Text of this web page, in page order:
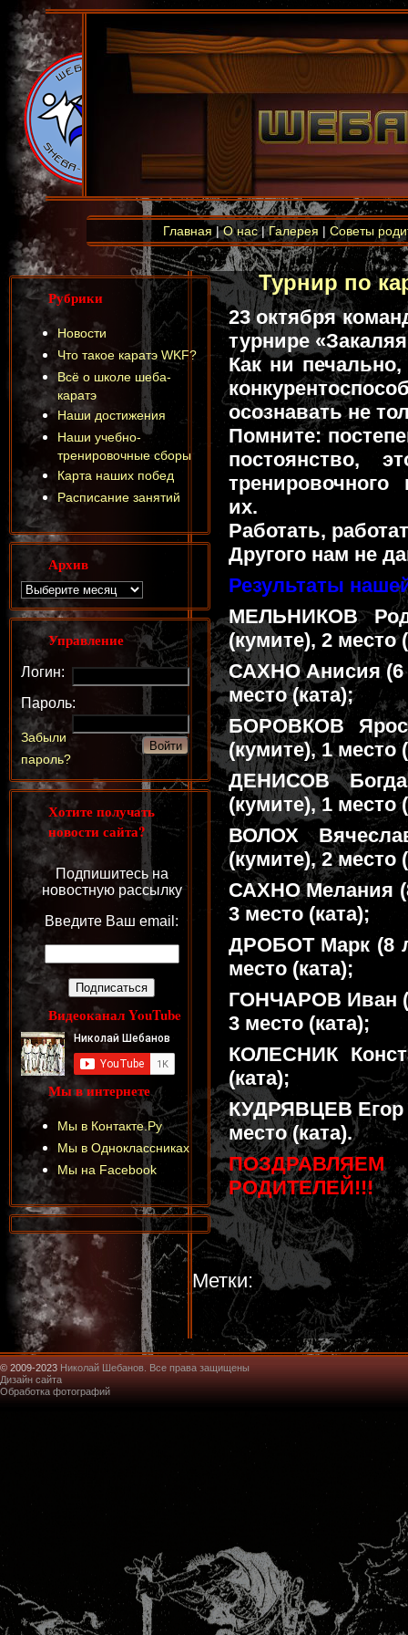
Главная |О нас|Галерея | Советы
Турнир по
23 октября
турнире
Как ни
осознавать не
Помните:
постоянство,
их.
Работать,
Другого нам не
Результаты
МЕЛЬНИКОВ
(кумите), 2 место
САХНО Анисия (6
место (ката);
БОРОВКОВ
(кумите), 1 место
ДЕНИСОВ
(кумите), 1 место
ВОЛОХ
(кумите), 2 место
САХНО Мелания
3 место (ката);
ДРОБОТ Марк (8
место (ката);
ГОНЧАРОВ Иван
3 место (ката);
КОЛЕСНИК
(ката);
КУДРЯВЦЕВ Егор
место (ката).
РОДИТЕЛЕЙ!!!
Метки:
Рубрики
Новости
Что такое каратэ WKF?
Всё о школе шеба-
каратэ
Наши достижения
Наши учебно-
тренировочные сборы
Карта наших побед
Расписание занятий
Архив
Управление
Логин:
Пароль:
Забыли
пароль?
Хотите получать
новости сайта?
Подпишитесь на
новостную рассылку
Введите Ваш email:
Видеоканал YouTube
Мы в интернете
Мы в Контакте.Ру
Мы в Одноклассниках
Мы на Facebook
© 2009-2023 Николай Шебанов. Все права защищены
Дизайн сайта
Обработка фотографий